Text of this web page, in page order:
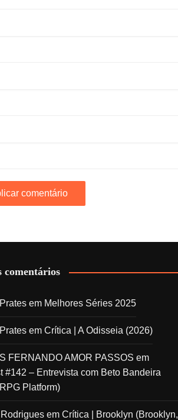
comentários
em Melhores Séries 2025
em Crítica | A Odisseia (2026)
FERNANDO AMOR PASSOS em
#142 – Entrevista com Beto Bandeira
Platform)
em Crítica | Brooklyn (Brooklyn,